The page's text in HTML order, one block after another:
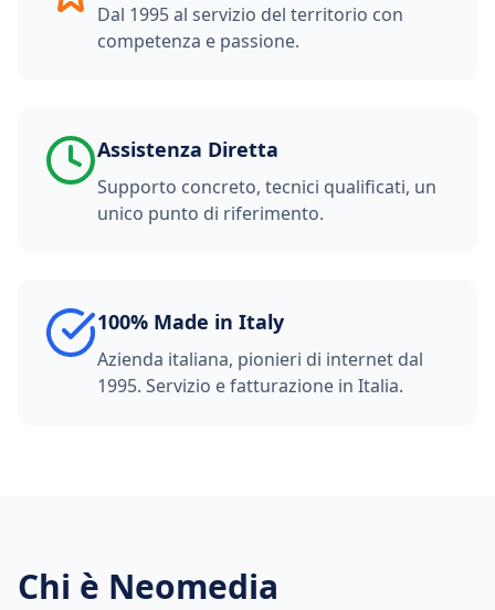
Dal 1995 al servizio del territorio con
competenza e passione.
Assistenza Diretta
Supporto concreto, tecnici qualificati, un
unico punto di riferimento.
100% Made in Italy
Azienda italiana, pionieri di internet dal
1995. Servizio e fatturazione in Italia.
Chi è Neomedia